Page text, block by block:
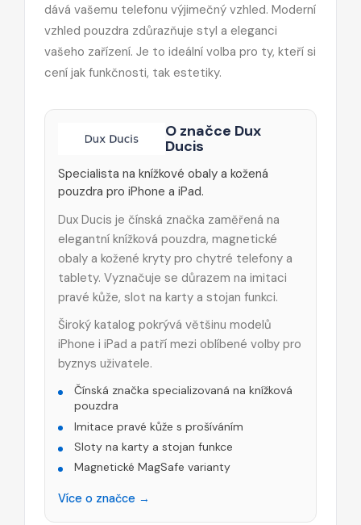
dává vašemu telefonu výjimečný vzhled. Moderní
vzhled pouzdra zdůrazňuje styl a eleganci
vašeho zařízení. Je to ideální volba pro ty, kteří si
cení jak funkčnosti, tak estetiky.
O značce Dux
Ducis
Specialista na knížkové obaly a kožená
pouzdra pro iPhone a iPad.
Dux Ducis je čínská značka zaměřená na
elegantní knížková pouzdra, magnetické
obaly a kožené kryty pro chytré telefony a
tablety. Vyznačuje se důrazem na imitaci
pravé kůže, slot na karty a stojan funkci.
Široký katalog pokrývá většinu modelů
iPhone i iPad a patří mezi oblíbené volby pro
byznys uživatele.
Čínská značka specializovaná na knížková
pouzdra
Imitace pravé kůže s prošíváním
Sloty na karty a stojan funkce
Magnetické MagSafe varianty
Více o značce →